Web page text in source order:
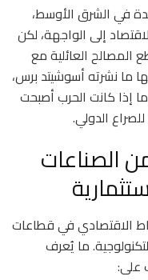
في الشرق الأوسط،
إلى الواجهة، لكن
المصالح العائلية مع
ما نشرتهأسوشيتد برس،
إذا كانت الحرب أصبحت
الدولي.
الصناعات
الاقتصادي في قطاعات
ما يُعرف
على: